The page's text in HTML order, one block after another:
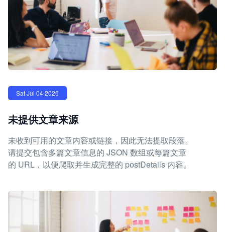
Sat Jul 04 2026
未提供文章来源
未收到可用的文章内容或链接，因此无法提取段落。
请提交包含多篇文章信息的 JSON 数组或每篇文章
的 URL，以便爬取并生成完整的 postDetails 内容。